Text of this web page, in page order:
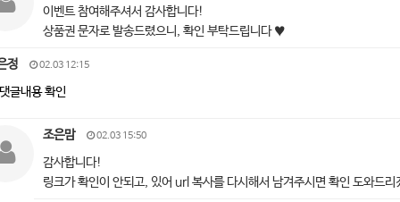
이벤트 참여해주셔서 감사합니다!
상품권 문자로 발송드렸으니, 확인 부탁드립니다 ♥
정 02.03 12:15
댓글내용 확인
조은맘 02.03 15:50
감사합니다!
링크가 확인이 안되고, 있어 url 복사를 다시해서 남겨주시면 확인 도와드리